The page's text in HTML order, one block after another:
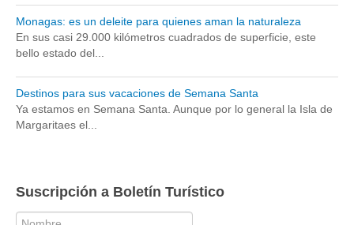
Monagas: es un deleite para quienes aman la naturaleza
En sus casi 29.000 kilómetros cuadrados de superficie, este
bello estado del...
Destinos para sus vacaciones de Semana Santa
Ya estamos en Semana Santa. Aunque por lo general la Isla de
Margaritaes el...
Suscripción a Boletín Turístico